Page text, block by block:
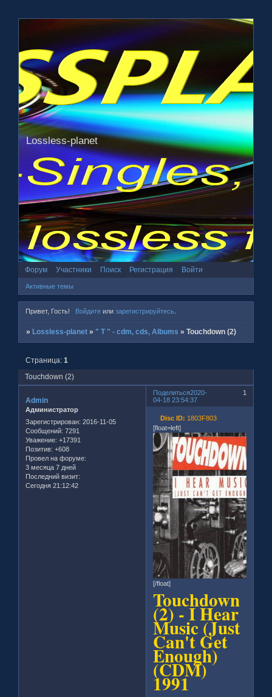
Lossless-planet
Форум Участники Поиск Регистрация Войти
Активные темы
Привет, Гость! Войдитеили зарегистрируйтесь.
» Lossless-planet » " T " - cdm, cds, Albums »Touchdown (2)
Touchdown (2)
Страница:1
Поделиться 1
2020-
04-18 23:54:37
Admin
Администратор
Зарегистрирован: 2016-11-05
Сообщений: 7291
Уважение: +17391
Позитив: +608
Провел на форуме:
3 месяца 7 дней
Последний визит:
Сегодня 21:12:42
Disc ID: 1803F803
[float=left]
[/float]
Touchdown
(2) - I Hear
Music (Just
Can't Get
Enough)
(CDM)
1991